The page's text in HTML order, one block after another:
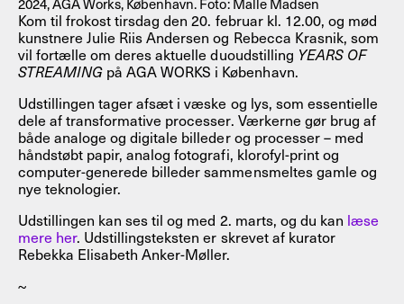
Kom til frokost tirsdag den 20. februar kl. 12.00, og mød
kunstnere Julie Riis Andersen og Rebecca Krasnik, som
vil fortælle om deres aktuelle duoudstilling YEARS OF
STREAMING på AGA WORKS i København.
Udstillingen tager afsæt i væske og lys, som essentielle
dele af transformative processer. Værkerne gør brug af
både analoge og digitale billeder og processer – med
håndstøbt papir, analog fotografi, klorofyl-print og
computer-generede billeder sammensmeltes gamle og
nye teknologier.
Udstillingen kan ses til og med 2. marts, og du kan læse
mere her. Udstillingsteksten er skrevet af kurator
Rebekka Elisabeth Anker-Møller.
~